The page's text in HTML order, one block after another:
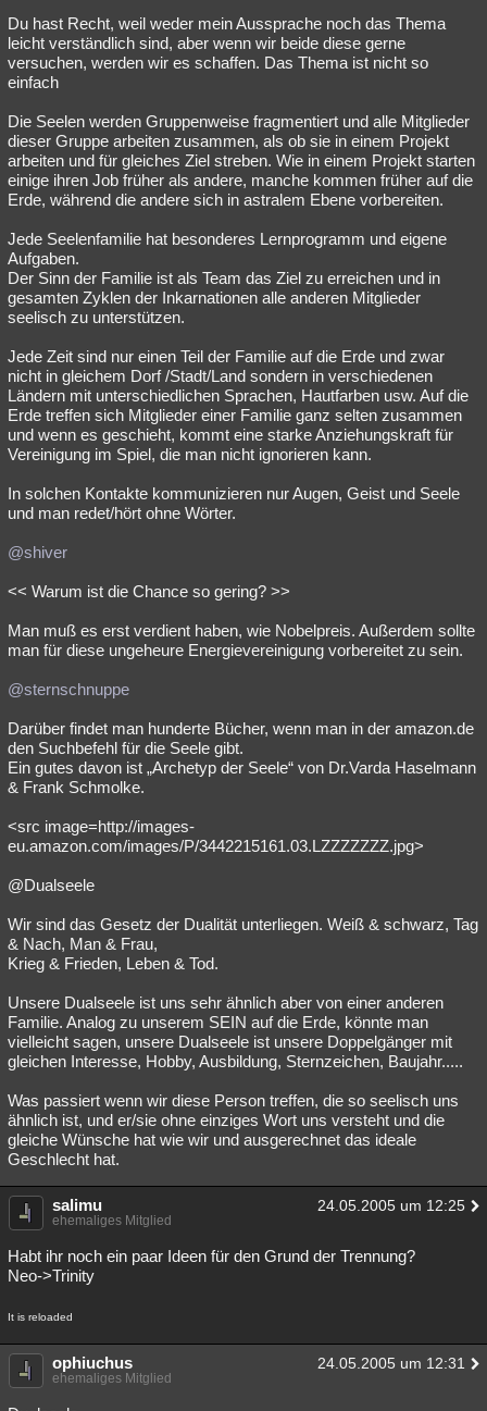
Du hast Recht, weil weder mein Aussprache noch das Thema
leicht verständlich sind, aber wenn wir beide diese gerne
versuchen, werden wir es schaffen. Das Thema ist nicht so
einfach
Die Seelen werden Gruppenweise fragmentiert und alle Mitglieder
dieser Gruppe arbeiten zusammen, als ob sie in einem Projekt
arbeiten und für gleiches Ziel streben. Wie in einem Projekt starten
einige ihren Job früher als andere, manche kommen früher auf die
Erde, während die andere sich in astralem Ebene vorbereiten.
Jede Seelenfamilie hat besonderes Lernprogramm und eigene
Aufgaben.
Der Sinn der Familie ist als Team das Ziel zu erreichen und in
gesamten Zyklen der Inkarnationen alle anderen Mitglieder
seelisch zu unterstützen.
Jede Zeit sind nur einen Teil der Familie auf die Erde und zwar
nicht in gleichem Dorf /Stadt/Land sondern in verschiedenen
Ländern mit unterschiedlichen Sprachen, Hautfarben usw. Auf die
Erde treffen sich Mitglieder einer Familie ganz selten zusammen
und wenn es geschieht, kommt eine starke Anziehungskraft für
Vereinigung im Spiel, die man nicht ignorieren kann.
In solchen Kontakte kommunizieren nur Augen, Geist und Seele
und man redet/hört ohne Wörter.
@shiver
<< Warum ist die Chance so gering? >>
Man muß es erst verdient haben, wie Nobelpreis. Außerdem sollte
man für diese ungeheure Energievereinigung vorbereitet zu sein.
@sternschnuppe
Darüber findet man hunderte Bücher, wenn man in der amazon.de
den Suchbefehl für die Seele gibt.
Ein gutes davon ist „Archetyp der Seele“ von Dr.Varda Haselmann
& Frank Schmolke.
<src image=http://images-
eu.amazon.com/images/P/3442215161.03.LZZZZZZZ.jpg>
@Dualseele
Wir sind das Gesetz der Dualität unterliegen. Weiß & schwarz, Tag
& Nach, Man & Frau,
Krieg & Frieden, Leben & Tod.
Unsere Dualseele ist uns sehr ähnlich aber von einer anderen
Familie. Analog zu unserem SEIN auf die Erde, könnte man
vielleicht sagen, unsere Dualseele ist unsere Doppelgänger mit
gleichen Interesse, Hobby, Ausbildung, Sternzeichen, Baujahr.....
Was passiert wenn wir diese Person treffen, die so seelisch uns
ähnlich ist, und er/sie ohne einziges Wort uns versteht und die
gleiche Wünsche hat wie wir und ausgerechnet das ideale
Geschlecht hat.
salimu 24.05.2005 um 12:25
ehemaliges Mitglied
Habt ihr noch ein paar Ideen für den Grund der Trennung?
Neo->Trinity
It is reloaded
ophiuchus 24.05.2005 um 12:31
ehemaliges Mitglied